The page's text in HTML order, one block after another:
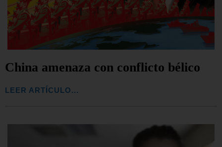
China amenaza con conflicto bélico
LEER ARTÍCULO...